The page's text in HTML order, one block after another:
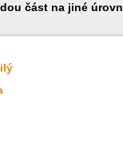
část na jiné